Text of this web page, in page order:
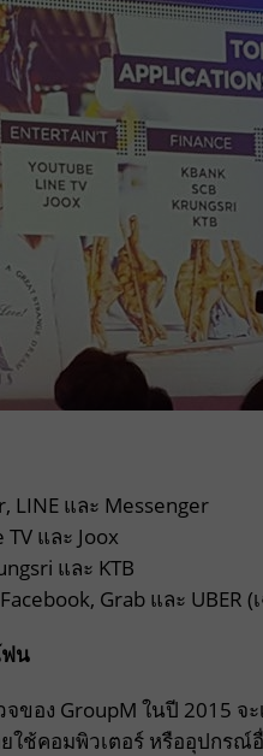
LINE และ Messenger
และ Joox
และ KTB
Grab และ
ฟน
ของ GroupM ในปี 2015
ยใช้คอมพิวเตอร์ หรืออุปกร